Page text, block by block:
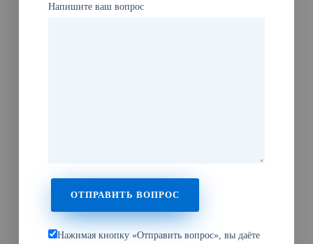
Напишите ваш вопрос
Нажимая кнопку «Отправить вопрос», вы даёте